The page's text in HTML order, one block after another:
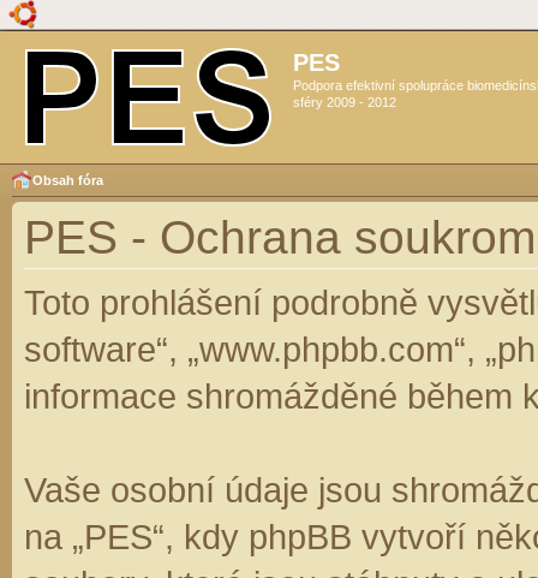
PES
Podpora efektivní spolupráce
sféry 2009 - 2012
Obsah fóra
PES - Ochrana
Toto prohlášení podrobně
software“, „www.phpbb.com“,
informace shromážděné během
Vaše osobní údaje jsou
na „PES“, kdy phpBB vytvoří